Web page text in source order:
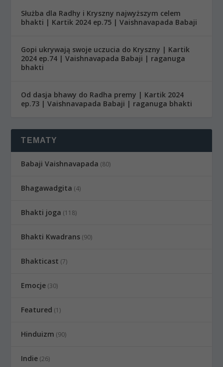
Służba dla Radhy i Kryszny najwyższym celem
bhakti | Kartik 2024 ep.75 | Vaishnavapada Babaji
Gopi ukrywają swoje uczucia do Kryszny | Kartik
2024 ep.74 | Vaishnavapada Babaji | raganuga
bhakti
Od dasja bhawy do Radha premy | Kartik 2024
ep.73 | Vaishnavapada Babaji | raganuga bhakti
TEMATY
Babaji Vaishnavapada (80)
Bhagawadgita (4)
Bhakti joga (118)
Bhakti Kwadrans (90)
Bhakticast (7)
Emocje (30)
Featured (1)
Hinduizm (90)
Indie (26)